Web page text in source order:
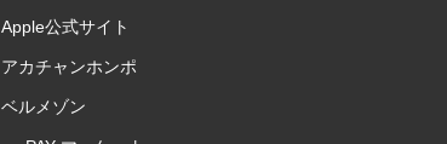
Apple公式サイト
アカチャンホンポ
ベルメゾン